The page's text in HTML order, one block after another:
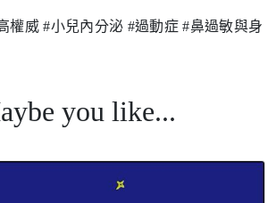
權威 #小兒內分泌 #過動症 #鼻過敏與身
#成長門診 #長高門診 #科學長高 #肥胖門
早熟 #骨齡檢測 #轉骨 #登大人
you like...